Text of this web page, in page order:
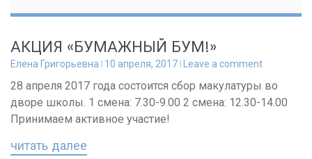
АКЦИЯ «БУМАЖНЫЙ БУМ!»
Елена Григорьевна 10 апреля, 2017 Leave a comment
28 апреля 2017 года состоится сбор макулатуры во
дворе школы. 1 смена: 7.30-9.00 2 смена: 12.30-14.00
Принимаем активное участие!
читать далее